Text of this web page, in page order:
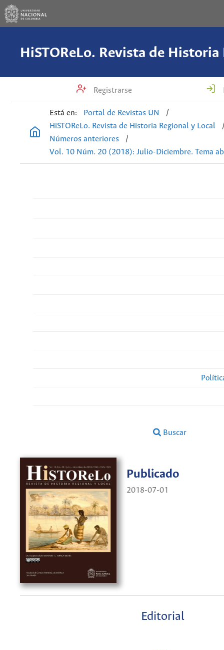
Registrarse
Está en: Portal de Revistas UN
/
HiSTOReLo. Revista de Historia Regional y Local
Números anteriores
/
Vol. 10 Núm. 20 (2018): Julio-Diciembre. Tema
Buscar
Publicado
2018-07-01
Editorial